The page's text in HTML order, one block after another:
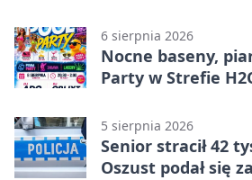
6 sierpnia 2026
Nocne baseny,
Party w Strefie
5 sierpnia 2026
Senior stracił 42
Oszust podał się